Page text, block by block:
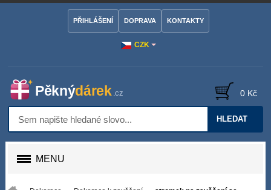
CZK
PŘIHLÁŠENÍ DOPRAVA KONTAKTY
HLEDAT
0 Kč
MENU